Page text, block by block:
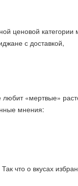
ценовой
с доставкой,
любит «мертвые»
мнения:
что о вкусах